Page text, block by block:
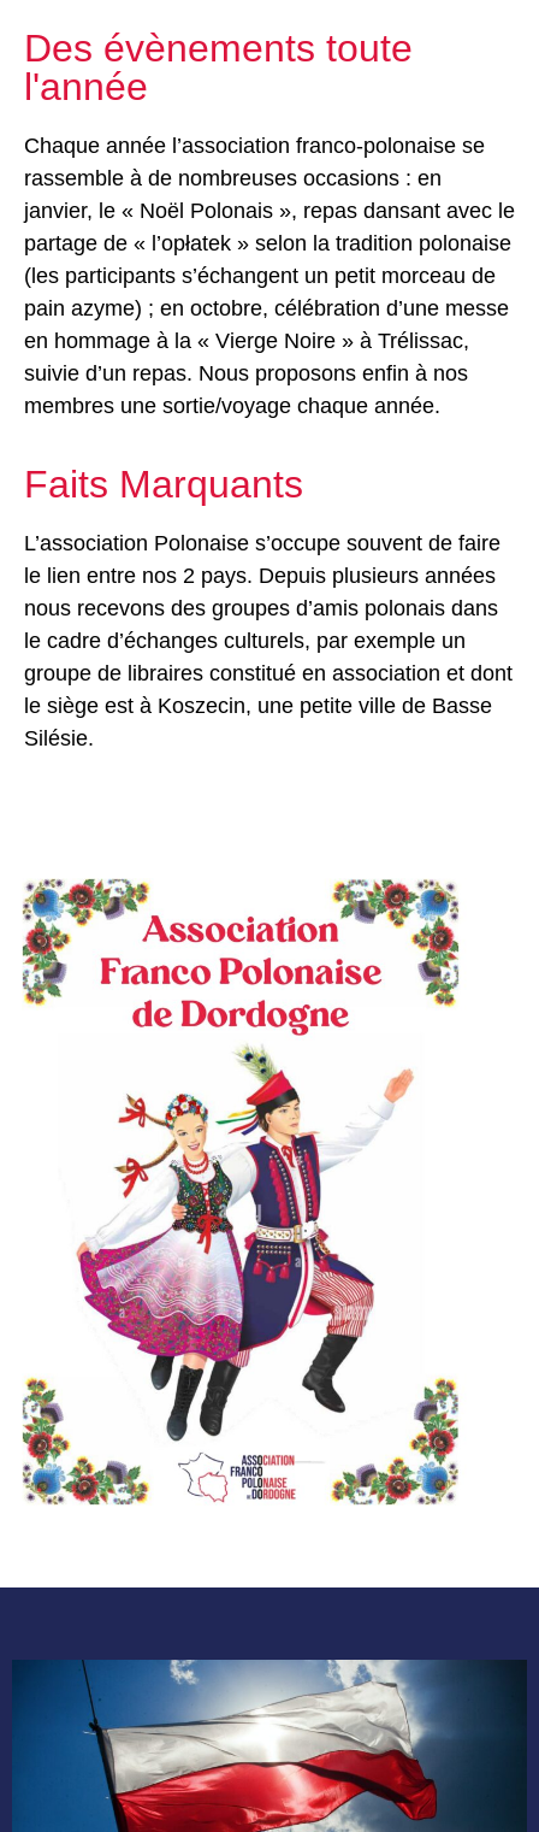
Des évènements toute
l'année
Chaque année l’association franco-polonaise se
rassemble à de nombreuses occasions : en
janvier, le « Noël Polonais », repas dansant avec le
partage de « l’opłatek » selon la tradition polonaise
(les participants s’échangent un petit morceau de
pain azyme) ; en octobre, célébration d’une messe
en hommage à la « Vierge Noire » à Trélissac,
suivie d’un repas. Nous proposons enfin à nos
membres une sortie/voyage chaque année.
Faits Marquants
L’association Polonaise s’occupe souvent de faire
le lien entre nos 2 pays. Depuis plusieurs années
nous recevons des groupes d’amis polonais dans
le cadre d’échanges culturels, par exemple un
groupe de libraires constitué en association et dont
le siège est à Koszecin, une petite ville de Basse
Silésie.